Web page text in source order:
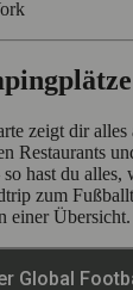
zeigt dir
Restaurants
hast du alles,
zum
einer Übersicht.